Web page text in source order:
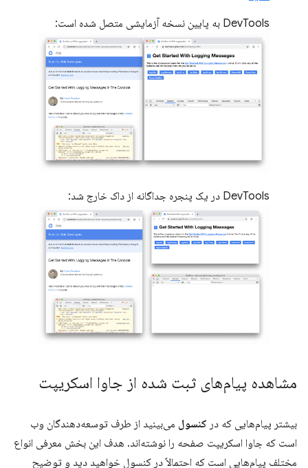
DevTools به پایین نسخه آزمایشی متصل شده است:
DevTools در یک پنجره جداگانه از داک خارج شد:
مشاهده پیام‌های ثبت شده از جاوا اسکریپت
بیشتر پیام‌هایی که در کنسول می‌بینید از طرف توسعه‌دهندگان وب
است که جاوا اسکریپت صفحه را نوشته‌اند. هدف این بخش معرفی انواع
مختلف پیام‌هایی است که احتمالاً در کنسول خواهید دید و توضیح